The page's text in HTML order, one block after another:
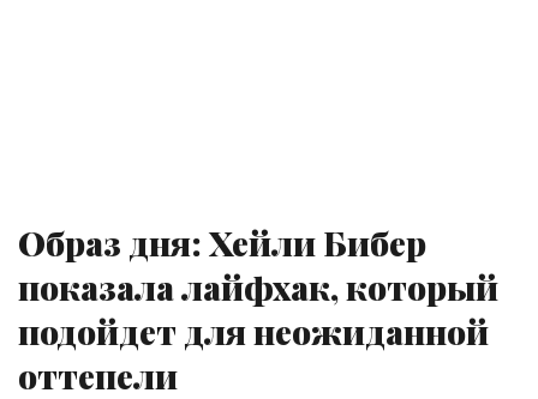
Образ дня: Хейли Бибер
показала лайфхак, который
подойдет для неожиданной
оттепели